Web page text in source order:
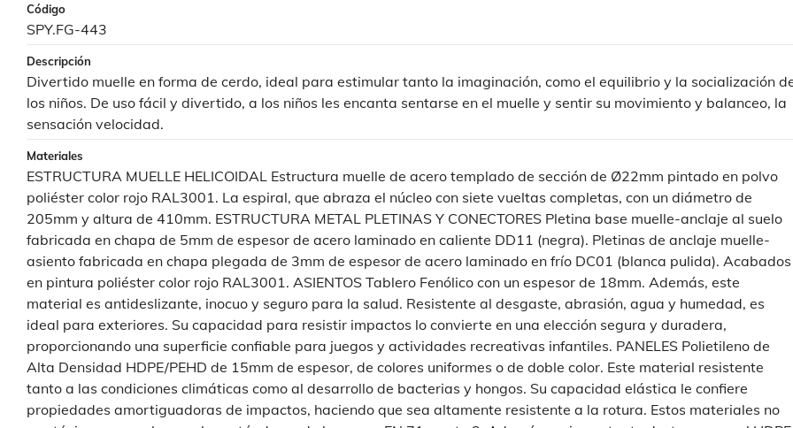
Código
SPY.FG-443
Descripción
Divertido muelle en forma de cerdo, ideal para estimular tanto la imaginación, como el equilibrio y la socialización
los niños. De uso fácil y divertido, a los niños les encanta sentarse en el muelle y sentir su movimiento y balanceo, la
sensación velocidad.
Materiales
ESTRUCTURA MUELLE HELICOIDAL Estructura muelle de acero templado de sección de Ø22mm pintado en polvo
poliéster color rojo RAL3001. La espiral, que abraza el núcleo con siete vueltas completas, con un diámetro de
205mm y altura de 410mm. ESTRUCTURA METAL PLETINAS Y CONECTORES Pletina base muelle-anclaje al suelo
fabricada en chapa de 5mm de espesor de acero laminado en caliente DD11 (negra). Pletinas de anclaje muelle-
asiento fabricada en chapa plegada de 3mm de espesor de acero laminado en frío DC01 (blanca pulida). Acabados
en pintura poliéster color rojo RAL3001. ASIENTOS Tablero Fenólico con un espesor de 18mm. Además, este
material es antideslizante, inocuo y seguro para la salud. Resistente al desgaste, abrasión, agua y humedad, es
ideal para exteriores. Su capacidad para resistir impactos lo convierte en una elección segura y duradera,
proporcionando una superficie confiable para juegos y actividades recreativas infantiles. PANELES Polietileno de
Alta Densidad HDPE/PEHD de 15mm de espesor, de colores uniformes o de doble color. Este material resistente
tanto a las condiciones climáticas como al desarrollo de bacterias y hongos. Su capacidad elástica le confiere
propiedades amortiguadoras de impactos, haciendo que sea altamente resistente a la rotura. Estos materiales no